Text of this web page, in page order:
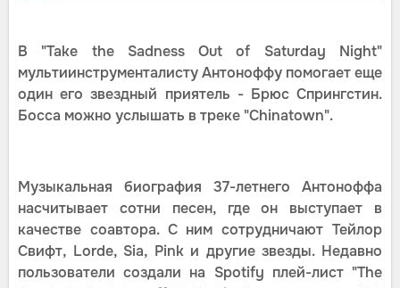
В "Take the Sadness Out of Saturday Night"
мультиинструменталисту Антоноффу помогает еще
один его звездный приятель - Брюс Спрингстин.
Босса можно услышать в треке "Chinatown".
Музыкальная биография 37-летнего Антоноффа
насчитывает сотни песен, где он выступает в
качестве соавтора. С ним сотрудничают Тейлор
Свифт, Lorde, Sia, Pink и другие звезды. Недавно
пользователи создали на Spotify плей-лист "The